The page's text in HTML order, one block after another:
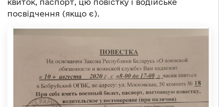
квиток, паспорт, цю повістку і водійське
посвідчення (якщо є).